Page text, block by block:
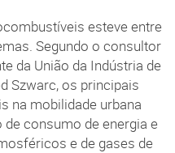
esteve entre
Segundo o consultor
da União da Indústria de
Szwarc, os principais
na mobilidade urbana
consumo de energia e
e de gases de